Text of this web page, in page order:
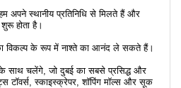
स्थानीय प्रतिनिधि से मिलते हैं और
होता है।
विकल्प के रूप में नाश्ते का आनंद ले सकते हैं।
साथ चलेंगे, जो दुबई का सबसे प्रसिद्ध और
टॉवर्स, स्काइस्क्रेपर, शॉपिंग मॉल्स और सूक